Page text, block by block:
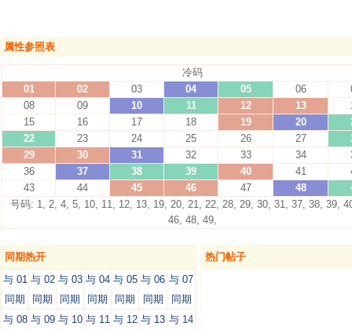
属性参照表
冷码
01
02 03 04 05 06
08
09 10 11 12 13
15
16 17 18 19 20
22
23 24 25 26 27
29
30 31 32 33 34
36
37 38 39 40 41
43
44 45 46 47 48
号码: 1, 2, 4, 5, 10, 11, 12, 13, 19, 20, 21, 22, 28, 29, 30, 31, 37, 38, 39,
46, 48, 49,
同期热开
与 01
同期
与 02
同期
与 03
同期
与 04
同期
与 05
同期
与 06
同期
与 07
同期
与 08 与 09 与 10 与 11 与 12 与 13 与 14
热门帖子